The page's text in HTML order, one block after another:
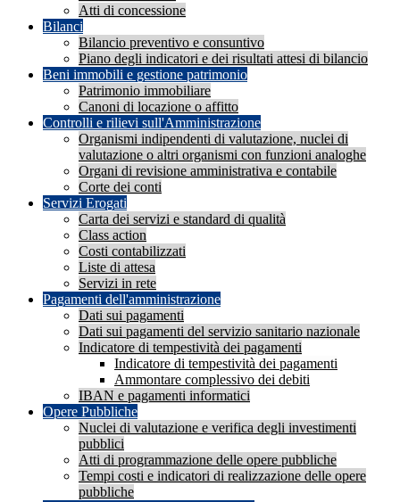
Atti di concessione
Bilanci
Bilancio preventivo e consuntivo
Piano degli indicatori e dei risultati attesi di bilancio
Beni immobili e gestione patrimonio
Patrimonio immobiliare
Canoni di locazione o affitto
Controlli e rilievi sull'Amministrazione
Organismi indipendenti di valutazione, nuclei di
valutazione o altri organismi con funzioni analoghe
Organi di revisione amministrativa e contabile
Corte dei conti
Servizi Erogati
Carta dei servizi e standard di qualità
Class action
Costi contabilizzati
Liste di attesa
Servizi in rete
Pagamenti dell'amministrazione
Dati sui pagamenti
Dati sui pagamenti del servizio sanitario nazionale
Indicatore di tempestività dei pagamenti
Indicatore di tempestività dei pagamenti
Ammontare complessivo dei debiti
IBAN e pagamenti informatici
Opere Pubbliche
Nuclei di valutazione e verifica degli investimenti
pubblici
Atti di programmazione delle opere pubbliche
Tempi costi e indicatori di realizzazione delle opere
pubbliche